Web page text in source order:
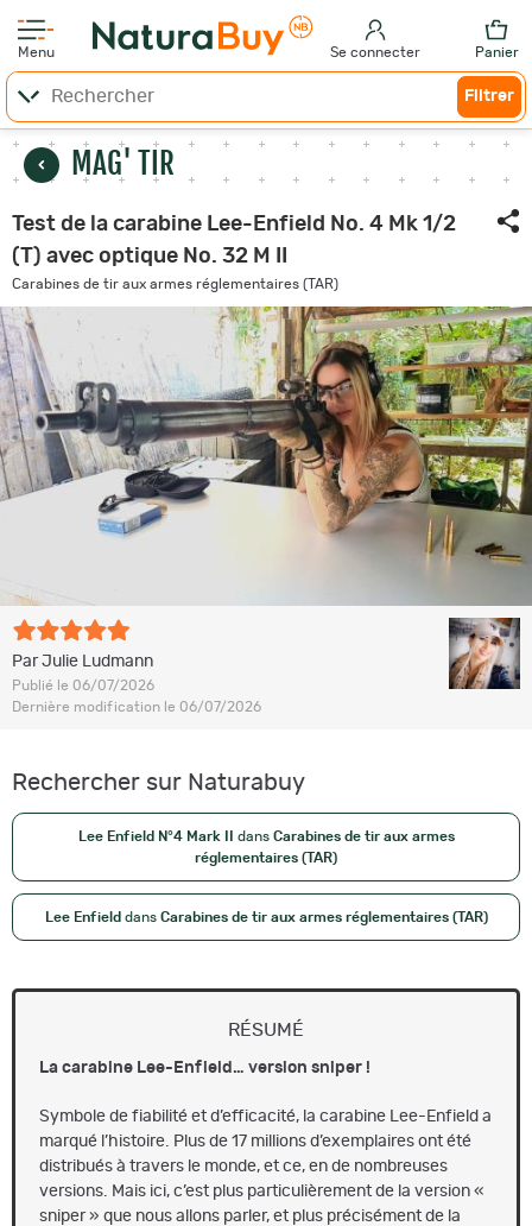
Menu Se connecter Panier
Filtrer
MAG' TIR
Test de la carabine Lee-Enfield No. 4 Mk 1/2
(T) avec optique No. 32 M II
Carabines de tir aux armes réglementaires (TAR)
Par Julie Ludmann
Publié le 06/07/2026
Dernière modification le 06/07/2026
Rechercher sur Naturabuy
Lee Enfield N°4 Mark II dans Carabines de tir aux armes
réglementaires (TAR)
Lee Enfield dans Carabines de tir aux armes réglementaires (TAR)
RÉSUMÉ
La carabine Lee-Enfield… version sniper !
Symbole de fiabilité et d’efficacité, la carabine Lee-Enfield a
marqué l’histoire. Plus de 17 millions d’exemplaires ont été
distribués à travers le monde, et ce, en de nombreuses
versions. Mais ici, c’est plus particulièrement de la version «
sniper » que nous allons parler, et plus précisément de la